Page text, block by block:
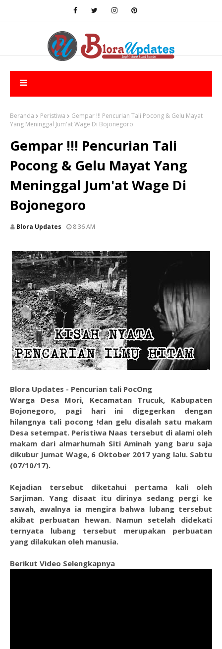
Beranda Peristiwa
Gempar !!! Pencurian Tali Pocong & Gelu Mayat
Yang Meninggal Jum'at Wage Di Bojonegoro
Gempar !!! Pencurian Tali
Pocong & Gelu Mayat Yang
Meninggal Jum'at Wage Di
Bojonegoro
Blora Updates 8:36 AM
Blora Updates - Pencurian tali PocOng
Warga Desa Mori, Kecamatan Trucuk, Kabupaten
Bojonegoro, pagi hari ini digegerkan dengan
hilangnya tali pocong !dan gelu disalah satu makam
Desa setempat. Peristiwa Naas tersebut di alami oleh
makam dari almarhumah Siti Aminah yang baru saja
dikubur Jumat Wage, 6 Oktober 2017 yang lalu. Sabtu
(07/10/17).
Kejadian tersebut diketahui pertama kali oleh
Sarjiman. Yang disaat itu dirinya sedang pergi ke
sawah, awalnya ia mengira bahwa lubang tersebut
akibat perbuatan hewan. Namun setelah didekati
ternyata lubang tersebut merupakan perbuatan
yang dilakukan oleh manusia.
Berikut Video Selengkapnya